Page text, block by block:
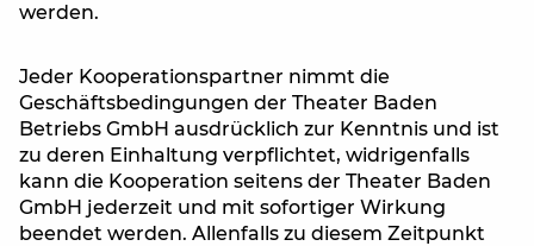
werden.
Jeder Kooperationspartner nimmt die
Geschäftsbedingungen der Theater Baden
Betriebs GmbH ausdrücklich zur Kenntnis und ist
zu deren Einhaltung verpflichtet, widrigenfalls
kann die Kooperation seitens der Theater Baden
GmbH jederzeit und mit sofortiger Wirkung
beendet werden. Allenfalls zu diesem Zeitpunkt